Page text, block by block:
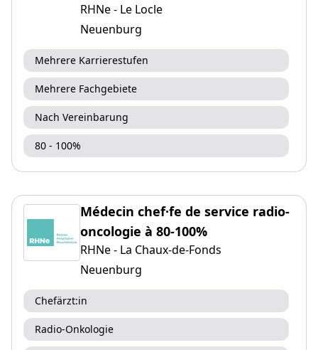
RHNe - Le Locle
Neuenburg
Mehrere Karrierestufen
Mehrere Fachgebiete
Nach Vereinbarung
80 - 100%
Médecin chef·fe de service radio-
oncologie à 80-100%
RHNe - La Chaux-de-Fonds
Neuenburg
Chefärzt:in
Radio-Onkologie